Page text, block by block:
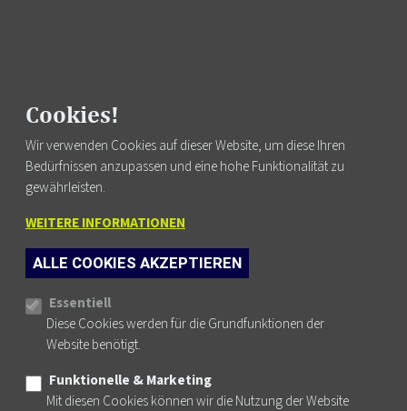
Cookies!
Wir verwenden Cookies auf dieser Website, um diese Ihren
Bedürfnissen anzupassen und eine hohe Funktionalität zu
gewährleisten.
WEITERE INFORMATIONEN
ALLE COOKIES AKZEPTIEREN
Cookie-Einstellungen
Essentiell
Diese Cookies werden für die Grundfunktionen der
Website benötigt.
Funktionelle & Marketing
Mit diesen Cookies können wir die Nutzung der Website
FUSSZEILENMENÜ
AGB
IMPRESSUM
NEWSLETTER
KONTAKT
PHYSIO AUSTRIA AUF FACEBOOK
PHYSIO AUSTRIA AUF INSTAGRAM
PHYSIO AUSTRIA AUF YOUTUBE
PHYSIO AUSTRIA AUF LINKEDIN